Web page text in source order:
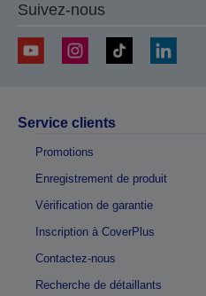
Suivez-nous
Service clients
Promotions
Enregistrement de produit
Vérification de garantie
Inscription à CoverPlus
Contactez-nous
Recherche de détaillants